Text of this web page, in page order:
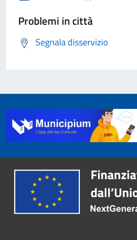
Problemi in città
Segnala disservizio